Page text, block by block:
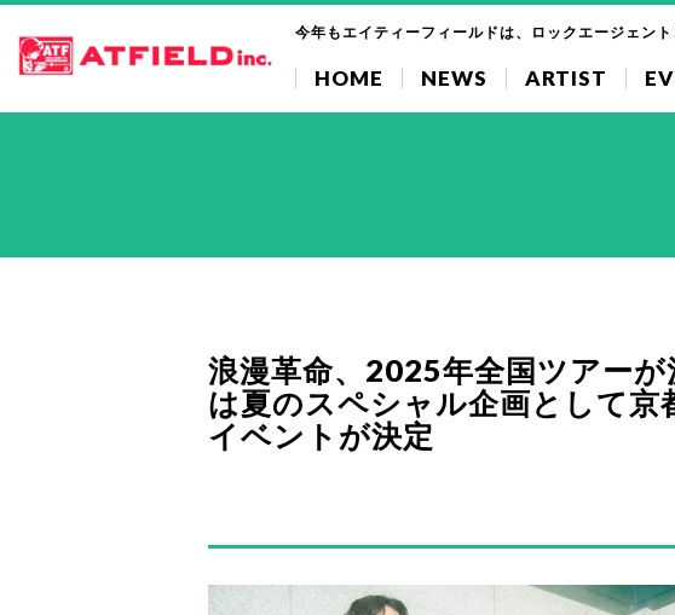
今年もエイティーフィールドは、ロックエージェン
HOME NEWS ARTIST
浪漫⾰命、2025年全国ツアー
は夏のスペシャル企画として京
イベントが決定